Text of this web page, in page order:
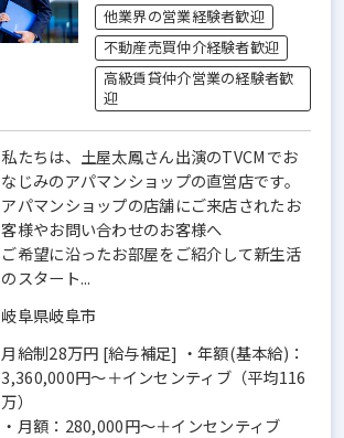
他業界の営業経験者歓迎
不動産売買仲介経験者歓迎
高級賃貸仲介営業の経験者歓
迎
私たちは、土屋太鳳さん出演のTVCMでお
なじみのアパマンショップの直営店です。
アパマンショップの店舗にご来店されたお
客様やお問い合わせのお客様へ
ご希望に沿ったお部屋をご紹介して新生活
のスタート...
岐阜県岐阜市
月給制28万円 [給与補足] ・年額(基本給)：
3,360,000円～＋インセンティブ（平均116
万）
・月額：280,000円～＋インセンティブ